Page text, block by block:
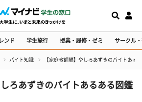
ンド 学生旅行 授業・履修・ゼミ サークル
バイト知識 【家庭教師編】やしろあずきのバイトある
しろあずきのバイトあるある図鑑